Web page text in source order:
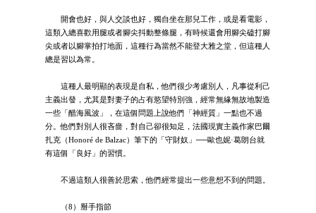
開會也好，與人交談也好，獨自坐在那兒工作，或是看電影，
這類入總喜歡用腿或者腳尖抖動整條腿，有時候還會用腳尖磕打腳
尖或者以腳掌拍打地面，這種行為當然不能登大雅之堂，但這種人
總是習以為常。
這種人最明顯的表現是自私，他們很少考慮別人，凡事從利己
主義出發，尤其是對妻子的占有慾望特別強，經常無緣無故地製造
一些「醋海風波」，在這個問題上說他們「神經質」一點也不過
分。他們對別人很吝嗇，對自己卻很知足，法國現實主義作家巴爾
扎克（Honoré de Balzac）筆下的「守財奴」──歐也妮·葛朗台就
有這個「良好」的習慣。
不過這類人很善於思索，他們經常提出一些意想不到的問題。
（8）掰手指節